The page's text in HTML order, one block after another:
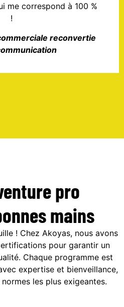
me correspond à 100 %
!
reconvertie
pro
mains
! Chez Akoyas, nous avons
pour garantir un
Chaque programme est
expertise et bienveillance,
les plus exigeantes.